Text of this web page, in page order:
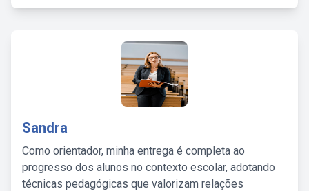
Sandra
Como orientador, minha entrega é completa ao
progresso dos alunos no contexto escolar, adotando
técnicas pedagógicas que valorizam relações